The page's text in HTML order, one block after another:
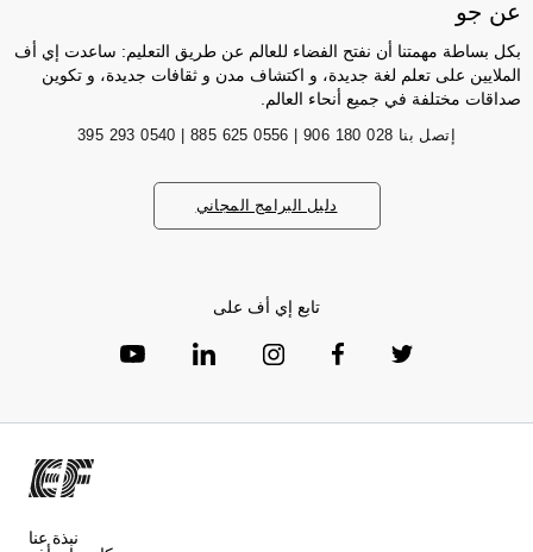
عن جو
بكل بساطة مهمتنا أن نفتح الفضاء للعالم عن طريق التعليم: ساعدت إي أف
الملايين على تعلم لغة جديدة، و اكتشاف مدن و ثقافات جديدة، و تكوين
صداقات مختلفة في جميع أنحاء العالم.
إتصل بنا 028 180 906 | 0556 625 885 | 0540 293 395
دليل البرامج المجاني
تابع إي أف على
نبذة عنا